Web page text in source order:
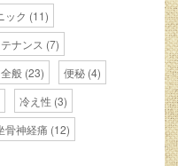
ック (11)
ナンス (7)
般 (23) 便秘 (4)
冷え性 (3)
骨神経痛 (12)